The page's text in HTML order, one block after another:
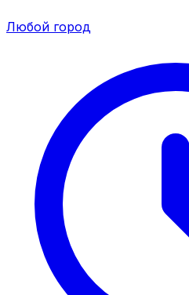
Любой город